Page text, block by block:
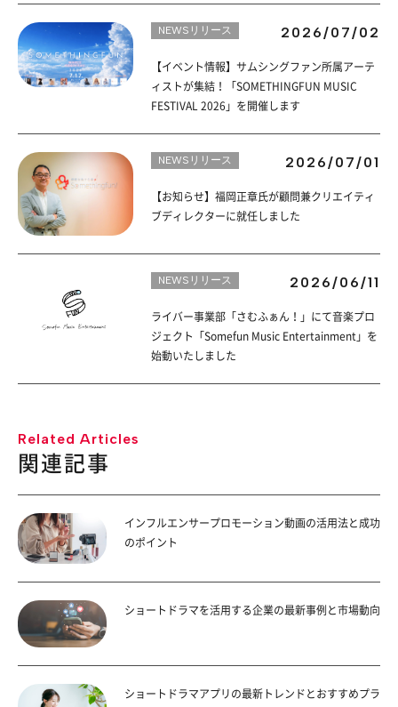
NEWSリリース 2026/07/02
【イベント情報】サムシングファン所属アーテ
ィストが集結！「SOMETHINGFUN MUSIC
FESTIVAL 2026」を開催します
NEWSリリース 2026/07/01
【お知らせ】福岡正章氏が顧問兼クリエイティ
ブディレクターに就任しました
NEWSリリース 2026/06/11
ライバー事業部「さむふぁん！」にて音楽プロ
ジェクト「Somefun Music Entertainment」を
始動いたしました
Related Articles
関連記事
インフルエンサープロモーション動画の活用法と成功
のポイント
ショートドラマを活用する企業の最新事例と市場動向
ショートドラマアプリの最新トレンドとおすすめプラ